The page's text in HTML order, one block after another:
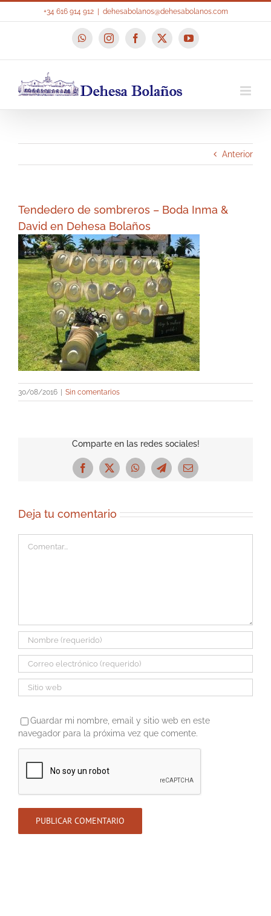
+34 616 914 912 dehesabolanos@dehesabolanos.com
WhatsAppInstagramFacebook
X YouTube
Anterior
Tendedero de sombreros – Boda Inma &
David en Dehesa Bolaños
30/08/2016 Sin comentarios
Comparte en las redes sociales!
Facebook
X WhatsAppTelegramCorreo
Deja tu comentario
Guardar mi nombre, email y sitio web en este
navegador para la próxima vez que comente.